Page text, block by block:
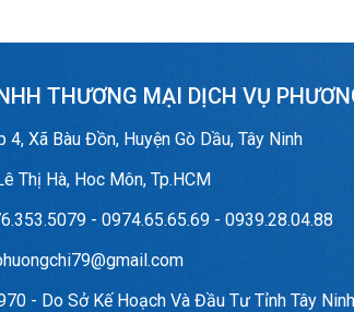
THƯƠNG MẠI DỊCH VỤ
4, Xã Bàu Đồn, Huyện Gò Dầu, Tây Ninh
Thị Hà, Hoc Môn, Tp.HCM
- 0974.65.65.69 - 0939.28.04.88
- Do Sở Kế Hoạch Và Đầu Tư Tỉnh Tây